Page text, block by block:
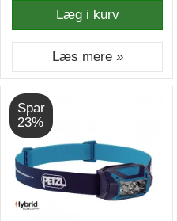
Læg i kurv
Læs mere »
Spar
23%